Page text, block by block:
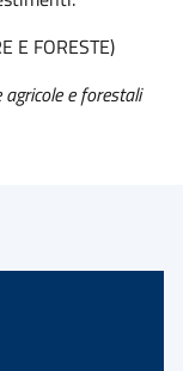
E FORESTE)
e forestali